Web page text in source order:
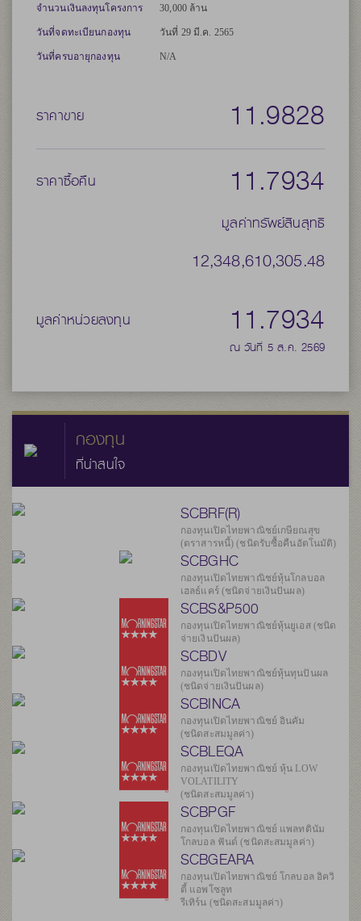
จำนวนเงินลงทุนโครงการ 30,000 ล้าน
วันที่จดทะเบียนกองทุน วันที่ 29 มี.ค. 2565
วันที่ครบอายุกองทุน N/A
ราคาขาย 11.9828
ราคาซื้อคืน 11.7934
มูลค่าทรัพย์สินสุทธิ
12,348,610,305.48
มูลค่าหน่วยลงทุน 11.7934
ณ วันที่ 5 ส.ค. 2569
กองทุน
ที่น่าสนใจ
SCBRF(R)
กองทุนเปิดไทยพาณิชย์เกษียณสุข
(ตราสารหนี้) (ชนิดรับซื้อคืนอัตโนมัติ)
SCBGHC
กองทุนเปิดไทยพาณิชย์หุ้นโกลบอล
เฮลธ์แคร์ (ชนิดจ่ายเงินปันผล)
SCBS&P500
กองทุนเปิดไทยพาณิชย์หุ้นยูเอส (ชนิด
จ่ายเงินปันผล)
SCBDV
กองทุนเปิดไทยพาณิชย์หุ้นทุนปันผล
(ชนิดจ่ายเงินปันผล)
SCBINCA
กองทุนเปิดไทยพาณิชย์ อินคัม
(ชนิดสะสมมูลค่า)
SCBLEQA
กองทุนเปิดไทยพาณิชย์ หุ้น LOW
VOLATILITY
(ชนิดสะสมมูลค่า)
SCBPGF
กองทุนเปิดไทยพาณิชย์ แพลทตินัม
โกลบอล ฟันด์ (ชนิดสะสมมูลค่า)
SCBGEARA
กองทุนเปิดไทยพาณิชย์ โกลบอล อิควิ
ตี้ แอพโซลูท
รีเทิร์น (ชนิดสะสมมูลค่า)